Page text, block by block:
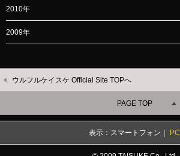
2010年
2009年
ウルフルケイスケ Official Site TOPへ
PAGE TOP
表示：スマートフォン｜ PC